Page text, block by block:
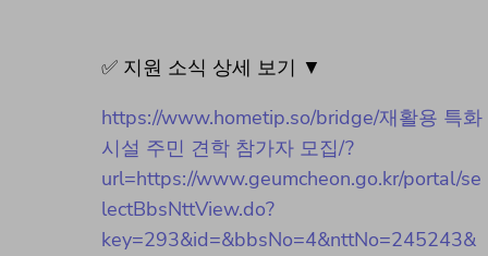
✅ 지원 소식 상세 보기 ▼
https://www.hometip.so/bridge/재활용 특화
시설 주민 견학 참가자 모집/?
url=https://www.geumcheon.go.kr/portal/se
lectBbsNttView.do?
key=293&id=&bbsNo=4&nttNo=245243&